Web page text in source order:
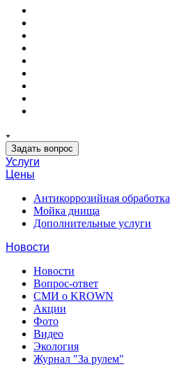
Задать вопрос
Услуги
Цены
Антикоррозийная обработка
Мойка днища
Дополнительные услуги
Новости
Новости
Вопрос-ответ
СМИ о KROWN
Акции
Фото
Видео
Экология
Журнал "За рулем"